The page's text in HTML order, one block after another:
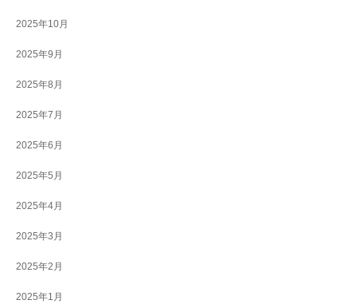
2025年10月
2025年9月
2025年8月
2025年7月
2025年6月
2025年5月
2025年4月
2025年3月
2025年2月
2025年1月